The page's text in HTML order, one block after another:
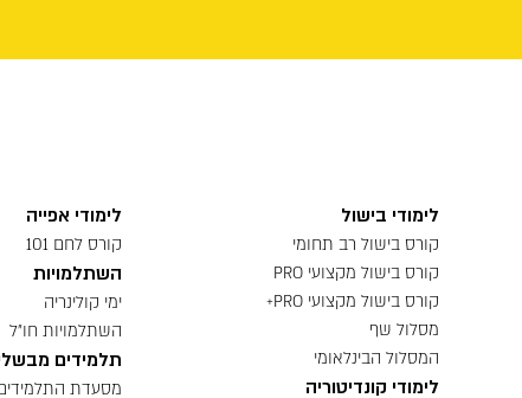
לימודי בישול
קורס בישול רב תחומי
קורס בישול מקצועי PRO
קורס בישול מקצועי PRO+
מסלול שף
המסלול הבינלאומי
לימודי קונדיטוריה
לימודי אפייה
קורס לחם 101
השתלמויות
ימי קולינריה
השתלמויות חו״ל
תלמידים
מסעדת